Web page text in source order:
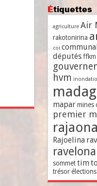
Étiquettes
agriculture Air
rakotonirina
coi
députés ffkm
hvm
mapar mines
premier
Rajoelina
sommet tim
trésor